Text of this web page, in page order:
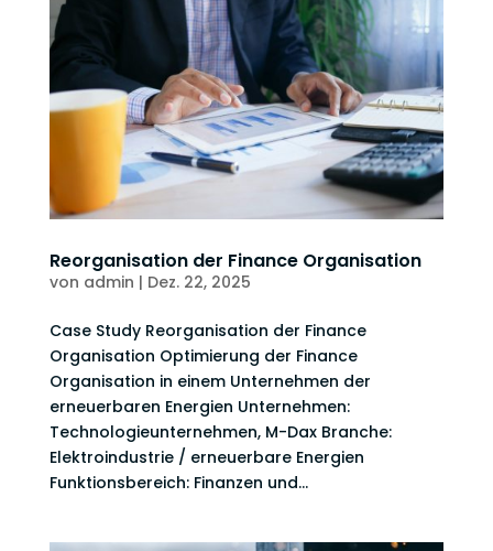
Reorganisation der Finance Organisation
von admin | Dez. 22, 2025
Case Study Reorganisation der Finance
Organisation Optimierung der Finance
Organisation in einem Unternehmen der
erneuerbaren Energien Unternehmen:
Technologieunternehmen, M-Dax Branche:
Elektroindustrie / erneuerbare Energien
Funktionsbereich: Finanzen und...